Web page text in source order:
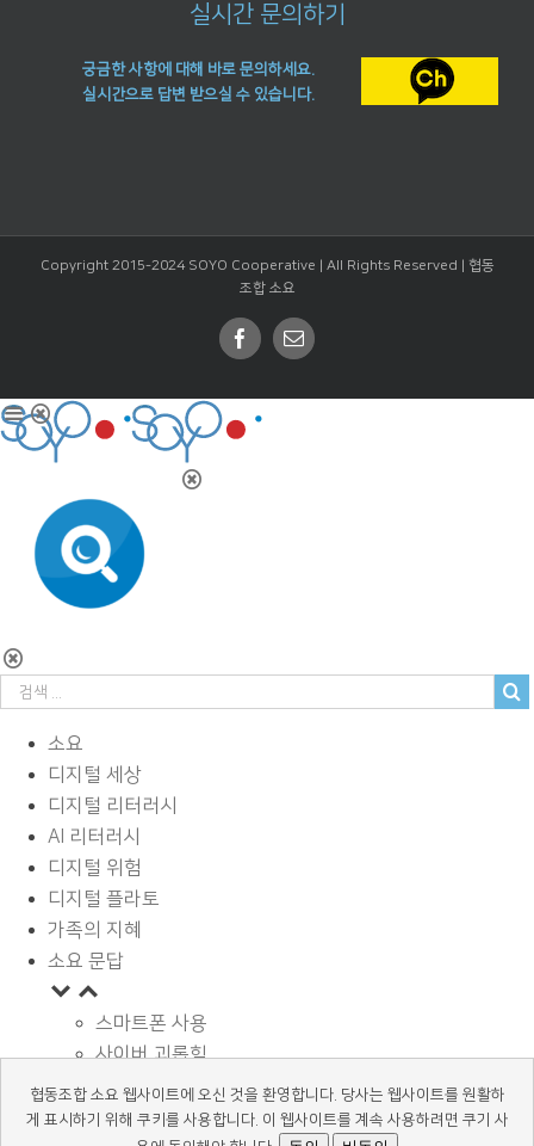
실시간 문의하기
궁금한 사항에 대해 바로 문의하세요.
실시간으로 답변 받으실 수 있습니다.
Copyright 2015-2024 SOYO Cooperative | All Rights Reserved | 협동
조합 소요
Facebook
Email
소요
디지털 세상
디지털 리터러시
AI 리터러시
디지털 위험
디지털 플라토
가족의 지혜
소요 문답
스마트폰 사용
사이버 괴롭힘
페이스북과 SNS
디지털과 학습
협동조합 소요 웹사이트에 오신 것을 환영합니다. 당사는 웹사이트를 원활하
게 표시하기 위해 쿠키를 사용합니다. 이 웹사이트를 계속 사용하려면 쿠기 사